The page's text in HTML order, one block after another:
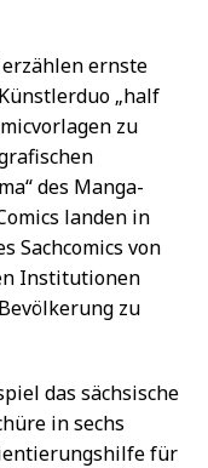
ernste
„half
zu
des Manga-
landen in
Sachcomics von
Institutionen
zu
das sächsische
in sechs
für